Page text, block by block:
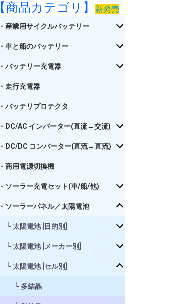
【商品カテゴリ】 新発売
・産業用サイクルバッテリー
・車と船のバッテリー
・バッテリー充電器
・走行充電器
・バッテリプロテクタ
・DC/AC インバーター(直流→交流)
・DC/DC コンバーター(直流→直流)
・商用電源切換機
・ソーラー充電セット(車/船/他)
・ソーラーパネル／太陽電池
太陽電池 [目的別]
太陽電池 [メーカー別]
太陽電池 [セル別]
多結晶